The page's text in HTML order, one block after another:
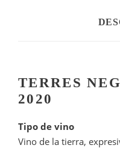
n
t
d
a
TERRES
2020
Tipo de vino
Vino de la tierra,